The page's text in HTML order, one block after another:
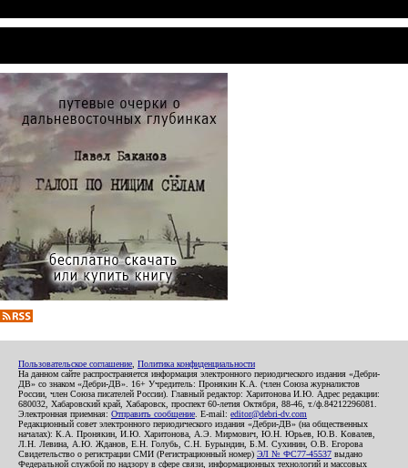
Пользовательское соглашение Политика конфиденциальности
На данном сайте распространяется информация электронного периодического издания «Дебри-
ДВ» со знаком «Дебри-ДВ». 16+ Учредитель: Пронякин К.А. (член Союза журналистов
России, член Союза писателей России). Главный редактор: Харитонова И.Ю. Адрес редакции:
680032, Хабаровский край, Хабаровск, проспект 60-летия Октября, 88-46, т./ф.84212296081.
Электронная приемная: Отправить сообщение . E-mail: editor@debri-dv.com
Редакционный совет электронного периодического издания «Дебри-ДВ» (на общественных
началах): К.А. Пронякин, И.Ю. Харитонова, А.Э. Мирмович, Ю.Н. Юрьев, Ю.В. Ковалев,
Л.Н. Левина, А.Ю. Жданов, Е.Н. Голубь, С.Н. Бурындин, Б.М. Сухинин, О.В. Егорова
Свидетельство о регистрации СМИ (Регистрационный номер) ЭЛ № ФС77-45537 выдано
Федеральной службой по надзору в сфере связи, информационных технологий и массовых